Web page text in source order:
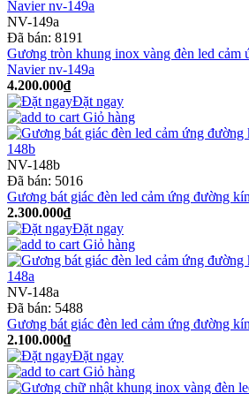
NV-149a
Đã bán: 8191
Gương tròn khung inox vàng đèn led cảm
Navier nv-149a
4.200.000₫
Đặt ngay
Giỏ hàng
NV-148b
Đã bán: 5016
Gương bát giác đèn led cảm ứng đường
2.300.000₫
Đặt ngay
Giỏ hàng
NV-148a
Đã bán: 5488
Gương bát giác đèn led cảm ứng đường
2.100.000₫
Đặt ngay
Giỏ hàng